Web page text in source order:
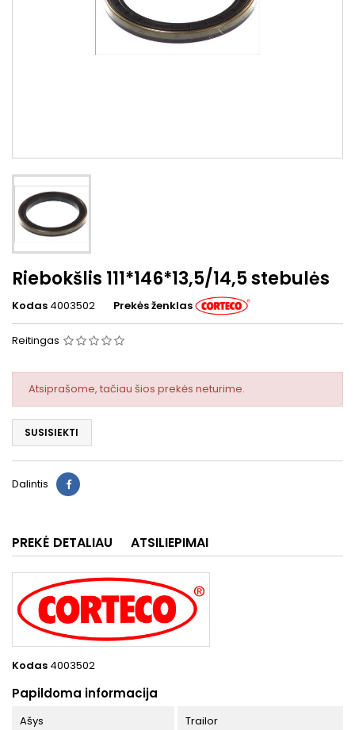
Riebokšlis 111*146*13,5/14,5 stebulės
Kodas 4003502 Prekės ženklas
Reitingas
Atsiprašome, tačiau šios prekės neturime.
SUSISIEKTI
Dalintis
PREKĖ DETALIAU ATSILIEPIMAI
Kodas 4003502
Papildoma informacija
Ašys Trailor